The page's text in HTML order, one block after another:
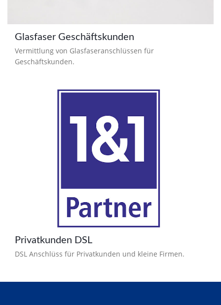
Glasfaser Geschäftskunden
Vermittlung von Glasfaseranschlüssen für
Geschäftskunden.
Privatkunden DSL
DSL Anschlüss für Privatkunden und kleine Firmen.